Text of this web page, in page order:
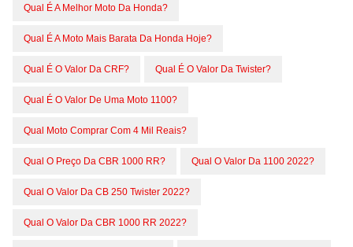
Qual É A Melhor Moto Da Honda?
Qual É A Moto Mais Barata Da Honda Hoje?
Qual É O Valor Da CRF? Qual É O Valor Da Twister?
Qual É O Valor De Uma Moto 1100?
Qual Moto Comprar Com 4 Mil Reais?
Qual O Preço Da CBR 1000 RR? Qual O Valor Da 1100 2022?
Qual O Valor Da CB 250 Twister 2022?
Qual O Valor Da CBR 1000 RR 2022?